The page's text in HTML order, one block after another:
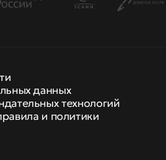
данных
технологий
и политики